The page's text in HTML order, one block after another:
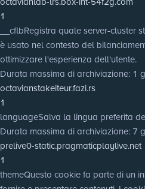
1
__cflbRegistra quale server-cluster
è usato nel contesto del
ottimizzare l'esperienza dell'utente.
Durata massima di archiviazione: 1
octavianstakeiteur.fazi.rs
1
languageSalva la lingua preferita
Durata massima di archiviazione: 7
prelive0-static.pragmaticplaylive.net
1
themeQuesto cookie fa parte di un